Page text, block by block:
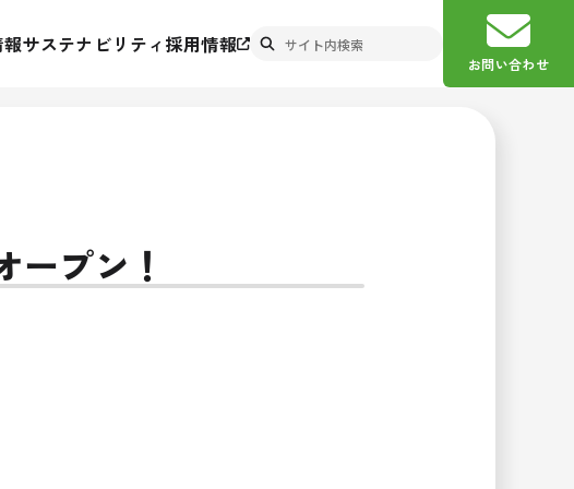
サステナビリティ 採用情報
お問い合わせ
ープン！